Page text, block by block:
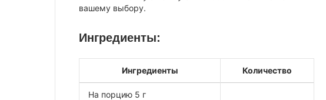
вашему выбору.
Ингредиенты:
Ингредиенты Количество
На порцию 5 г